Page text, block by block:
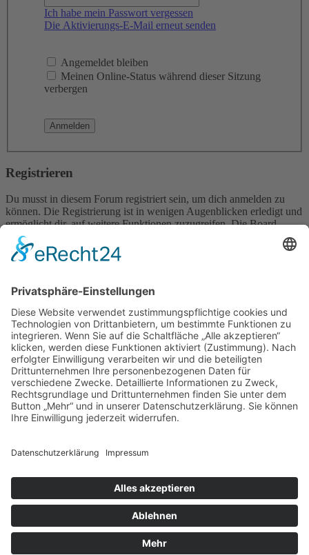
Ich habe mein Passwort vergessen
Die Aktivierungs-E-Mail erneut senden
Angemeldet bleiben
Meinen Online-Status während dieser Sitzung
verbergen
Registrieren
Du musst in diesem Forum registriert sein, um dich anmelden zu
können. Die Registrierung ist in wenigen Augenblicken erledigt und
ermöglicht dir, auf weitere Funktionen zuzugreifen. Die Board-
Administration kann registrierten Benutzern auch zusätzliche
Berechtigungen zuweisen. Beachte bitte unsere
Nutzungsbedingungen und die verwandten Regelungen, bevor du
wenn du dich in diesem Board bewegst.
Nutzungsbedingungen|Datenschutzerklärung
Registrieren
Foren-Übersicht
Alle Zeiten sindUTC+02:00
Alle Cookies löschen
Powered byphpBB® Forum Software © phpBB Limited
Nutzungsbedingungen
Time: 0.020s
| Peak Memory Usage: 10.36 MiB | GZIP: Off